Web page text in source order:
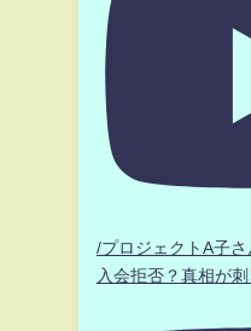
/プロジェクトA子
入会拒否？真相が